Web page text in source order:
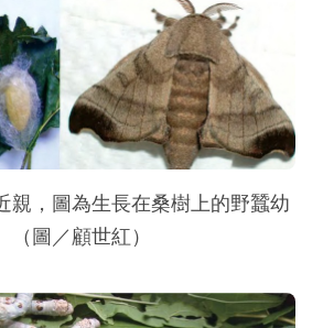
親，圖為生長在桑樹上的野蠶幼
圖／顧世紅）